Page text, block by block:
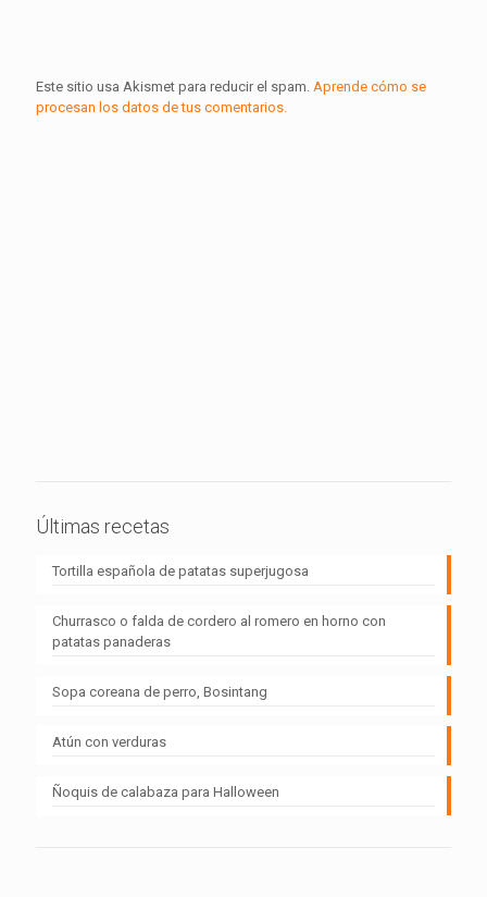
Este sitio usa Akismet para reducir el spam. Aprende cómo se
procesan los datos de tus comentarios.
Últimas recetas
Tortilla española de patatas superjugosa
Churrasco o falda de cordero al romero en horno con
patatas panaderas
Sopa coreana de perro, Bosintang
Atún con verduras
Ñoquis de calabaza para Halloween